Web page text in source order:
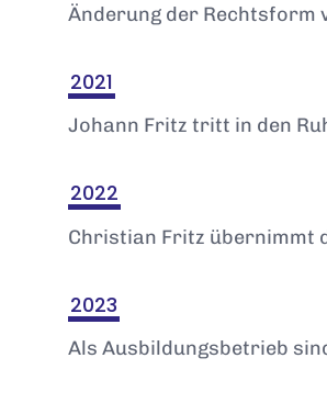
Änderung der Rechtsform
2021
Johann Fritz tritt in den
2022
Christian Fritz übernimmt
2023
Als Ausbildungsbetrieb